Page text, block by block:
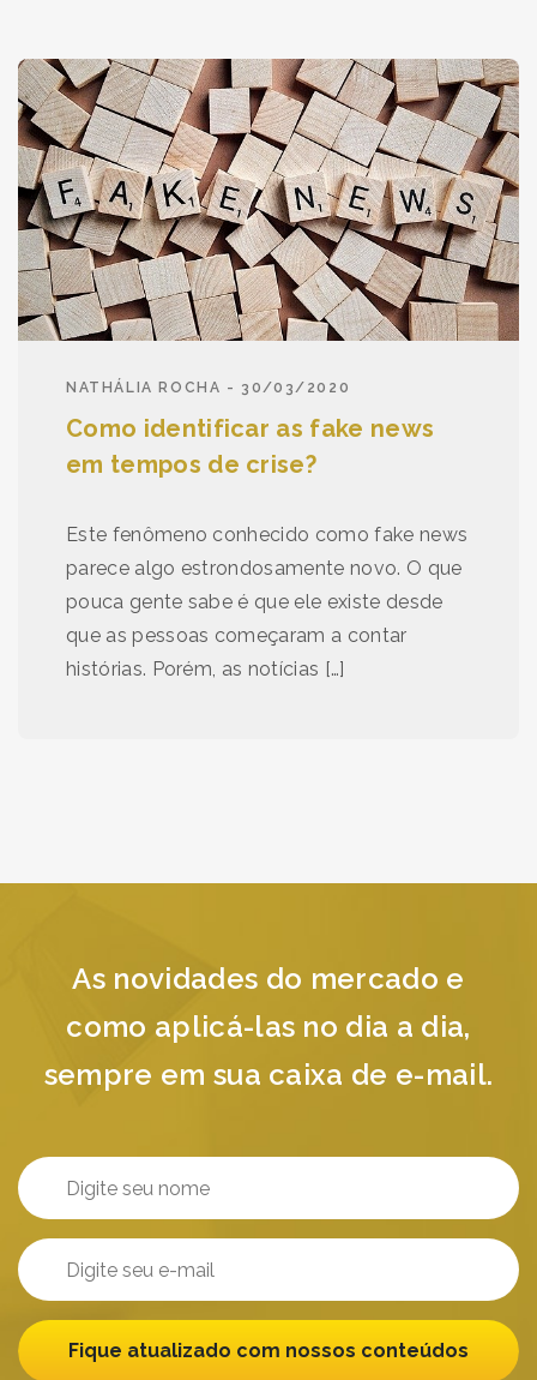
NATHÁLIA ROCHA - 30/03/2020
Como identificar as fake news
em tempos de crise?
Este fenômeno conhecido como fake news
parece algo estrondosamente novo. O que
pouca gente sabe é que ele existe desde
que as pessoas começaram a contar
histórias. Porém, as notícias […]
As novidades do mercado e
como aplicá-las no dia a dia,
sempre em sua caixa de e-mail.
Fique atualizado com nossos conteúdos